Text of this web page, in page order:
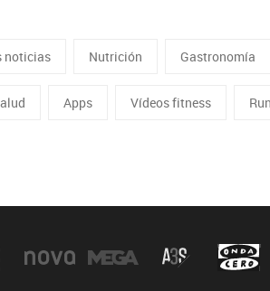
noticias Nutrición Gastronomía
Apps Vídeos fitness